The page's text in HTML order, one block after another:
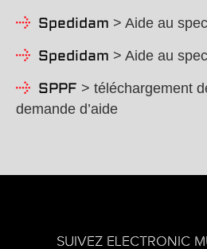
Spedidam > Aide au
Spedidam > Aide au
SPPF > téléchargement
demande d’aide
SUIVEZ ELECTRONIC